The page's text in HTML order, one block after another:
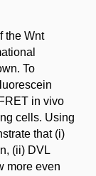
the Wnt
To
in vivo
cells. Using
that (i)
(ii) DVL
more even